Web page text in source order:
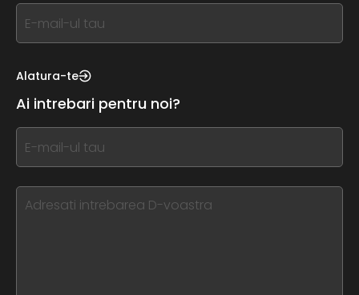
If
you
this,
this
form
field
blank
Alatura-te
Ai intrebari pentru noi?
If
you
this,